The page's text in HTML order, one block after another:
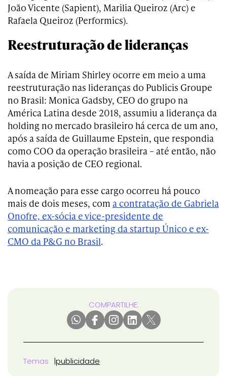
João Vicente (Sapient), Marilia Queiroz (Arc) e
Rafaela Queiroz (Performics).
Reestruturação de lideranças
A saída de Miriam Shirley ocorre em meio a uma
reestruturação nas lideranças do Publicis Groupe
no Brasil: Monica Gadsby, CEO do grupo na
América Latina desde 2018, assumiu a liderança da
holding no mercado brasileiro há cerca de um ano,
após a saída de Guillaume Epstein, que respondia
como COO da operação brasileira – até então, não
havia a posição de CEO regional.
A nomeação para esse cargo ocorreu há pouco
mais de dois meses, com a contratação de Gabriela
Onofre, ex-sócia e vice-presidente de
comunicação e marketing da startup Único e ex-
CMO da P&G no Brasil.
COMPARTILHE:
Temas publicidade